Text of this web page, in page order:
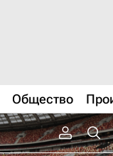
Общество